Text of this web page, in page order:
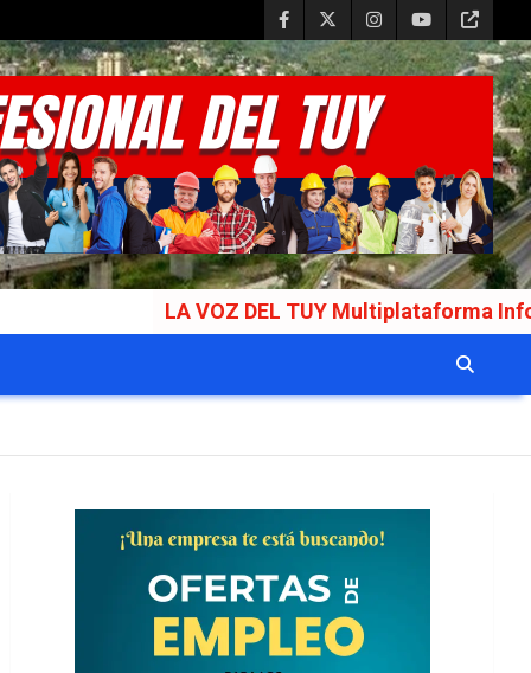
LA VOZ DEL TUY Multiplataforma Informativa